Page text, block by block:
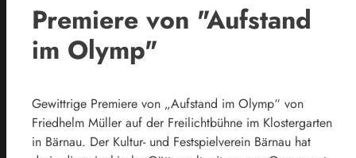
Premiere von "Aufstand
im Olymp"
Gewittrige Premiere von „Aufstand im Olymp“ von
Friedhelm Müller auf der Freilichtbühne im Klostergarten
in Bärnau. Der Kultur- und Festspielverein Bärnau hat